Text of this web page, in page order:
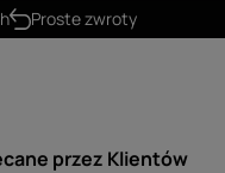
przez Klientów